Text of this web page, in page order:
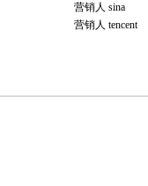
营销人 sina
营销人 tencent